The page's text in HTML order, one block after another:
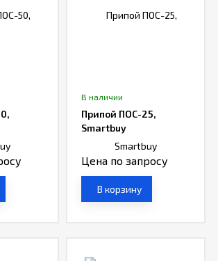
В наличии
Припой ПОС-25,
Smartbuy
Цена по запросу
В корзину